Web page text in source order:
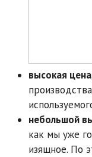
высокая цена
небольшой
как мы уже
изящное. По